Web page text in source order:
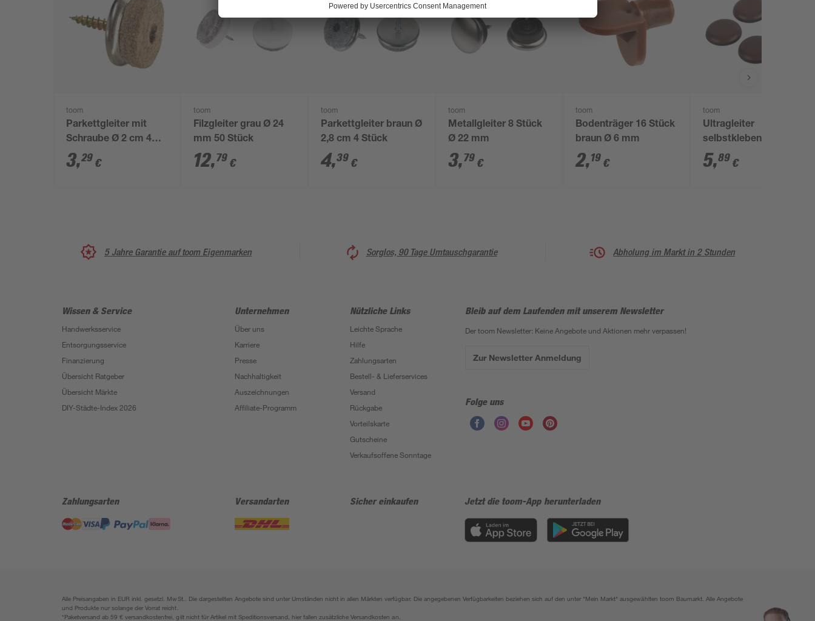
toom
Parkettgleiter mit
Schraube Ø 2 cm 4
Stück
3,29 €
toom
Filzgleiter grau Ø 24
mm 50 Stück
12,79 €
toom
Parkettgleiter braun Ø
2,8 cm 4 Stück
4,39 €
toom
Metallgleiter 8 Stück
Ø 22 mm
3,79 €
toom
Bodenträger 16 Stück
braun Ø 6 mm
2,19 €
toom
Ultragleiter
selbstklebend Ø 3 cm
braun 4 Stück
5,89 €
5 Jahre Garantie auf toom Eigenmarken Sorglos, 90 Tage Umtauschgarantie Abholung im Markt in 2 Stunden
Wissen & Service
Handwerksservice
Entsorgungsservice
Finanzierung
Übersicht Ratgeber
Übersicht Märkte
DIY-Städte-Index 2026
Unternehmen
Über uns
Karriere
Presse
Nachhaltigkeit
Auszeichnungen
Affiliate-Programm
Nützliche Links
Leichte Sprache
Hilfe
Zahlungsarten
Bestell- & Lieferservices
Versand
Rückgabe
Vorteilskarte
Gutscheine
Verkaufsoffene Sonntage
Bleib auf dem Laufenden mit unserem Newsletter
Der toom Newsletter: Keine Angebote und Aktionen mehr verpassen!
Zur Newsletter Anmeldung
Folge uns
Zahlungsarten Versandarten Sicher einkaufen Jetzt die toom-App herunterladen
Alle Preisangaben in EUR inkl. gesetzl. MwSt.. Die dargestellten Angebote sind unter Umständen nicht in allen Märkten verfügbar. Die angegebenen Verfügbarkeiten beziehen sich auf den unter "Mein Markt" ausgewählten toom Baumarkt. Alle Angebote
und Produkte nur solange der Vorrat reicht.
*Paketversand ab 59 € versandkostenfrei, gilt nicht für Artikel mit Speditionsversand, hier fallen zusätzliche Versandkosten an.